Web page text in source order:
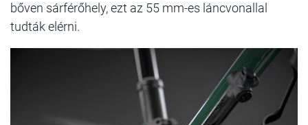
bőven sárférőhely, ezt az 55 mm-es láncvonallal
tudták elérni.